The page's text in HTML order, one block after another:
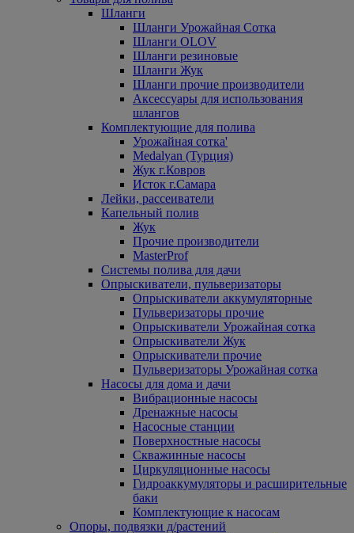
Шланги
Шланги Урожайная Сотка
Шланги OLOV
Шланги резиновые
Шланги Жук
Шланги прочие производители
Аксессуары для использования
шлангов
Комплектующие для полива
Урожайная сотка'
Medalyan (Турция)
Жук г.Ковров
Исток г.Самара
Лейки, рассеиватели
Капельный полив
Жук
Прочие производители
MasterProf
Системы полива для дачи
Опрыскиватели, пульверизаторы
Опрыскиватели аккумуляторные
Пульверизаторы прочие
Опрыскиватели Урожайная сотка
Опрыскиватели Жук
Опрыскиватели прочие
Пульверизаторы Урожайная сотка
Насосы для дома и дачи
Вибрационные насосы
Дренажные насосы
Насосные станции
Поверхностные насосы
Скважинные насосы
Циркуляционные насосы
Гидроаккумуляторы и расширительные
баки
Комплектующие к насосам
Опоры, подвязки д/растений